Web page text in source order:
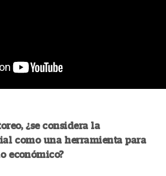
¿se considera la
como una herramienta para
económico?